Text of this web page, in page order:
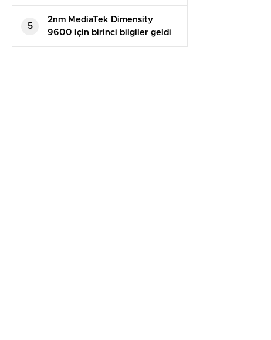
çözüme’ destek
5
2nm MediaTek Dimensity
9600 için birinci bilgiler geldi